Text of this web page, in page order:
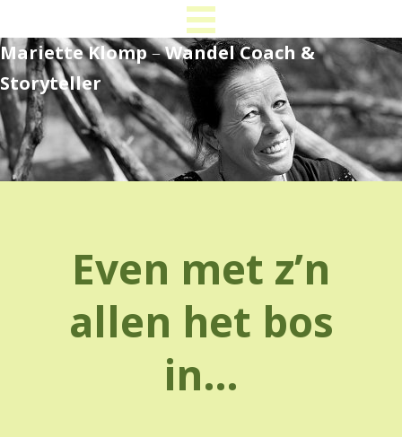
Even met z’n
allen het bos
in…
Mariette Klomp–Wandel Coach &
Storyteller